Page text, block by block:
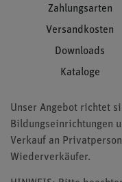
Zahlungsarten
Versandkosten
Downloads
Kataloge
Unser Angebot richtet
Bildungseinrichtungen
Verkauf an
Wiederverkäufer.